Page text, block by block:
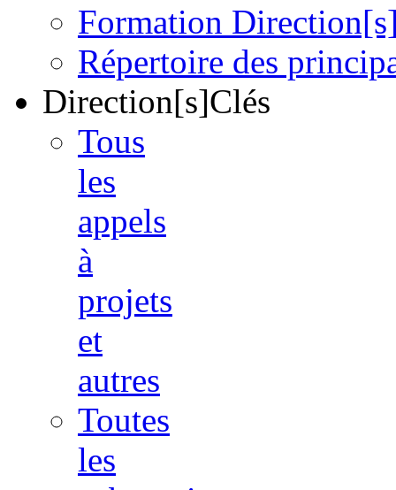
Formation
Répertoire des
Direction[s]Clés
Tous
les
appels
à
projets
et
autres
Toutes
les